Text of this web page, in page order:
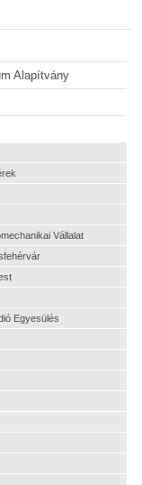
Alapítvány
Vállalat
Egyesülés